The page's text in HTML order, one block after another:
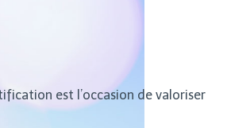
est l’occasion de valoriser